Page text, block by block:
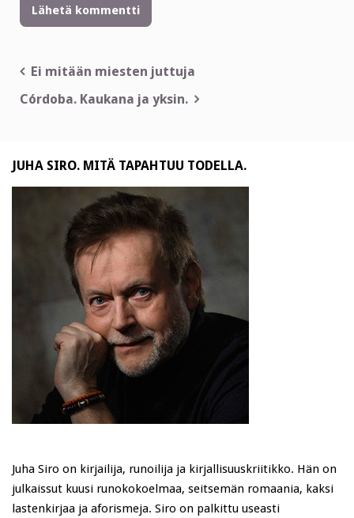
Artikkelien
selaus
Ei mitään miesten juttuja
Córdoba. Kaukana ja yksin.
JUHA SIRO. MITÄ TAPAHTUU TODELLA.
Juha Siro on kirjailija, runoilija ja kirjallisuuskriitikko. Hän on
julkaissut kuusi runokokoelmaa, seitsemän romaania, kaksi
lastenkirjaa ja aforismeja. Siro on palkittu useasti